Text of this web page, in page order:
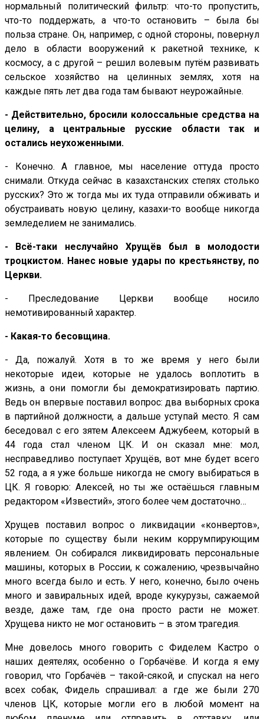
нормальный политический фильтр: что-то пропустить,
что-то поддержать, а что-то остановить – была бы
польза стране. Он, например, с одной стороны, повернул
дело в области вооружений к ракетной технике, к
космосу, а с другой – решил волевым путём развивать
сельское хозяйство на целинных землях, хотя на
каждые пять лет два года там бывают неурожайные.
- Действительно, бросили колоссальные средства на
целину, а центральные русские области так и
остались неухоженными.
- Конечно. А главное, мы население оттуда просто
снимали. Откуда сейчас в казахстанских степях столько
русских? Это ж тогда мы их туда отправили обживать и
обустраивать новую целину, казахи-то вообще никогда
земледелием не занимались.
- Всё-таки неслучайно Хрущёв был в молодости
троцкистом. Нанес новые удары по крестьянству, по
Церкви.
- Преследование Церкви вообще носило
немотивированный характер.
- Какая-то бесовщина.
- Да, пожалуй. Хотя в то же время у него были
некоторые идеи, которые не удалось воплотить в
жизнь, а они помогли бы демократизировать партию.
Ведь он впервые поставил вопрос: два выборных срока
в партийной должности, а дальше уступай место. Я сам
беседовал с его зятем Алексеем Аджубеем, который в
44 года стал членом ЦК. И он сказал мне: мол,
несправедливо поступает Хрущёв, вот мне будет всего
52 года, а я уже больше никогда не смогу выбираться в
ЦК. Я говорю: Алексей, но ты же остаёшься главным
редактором «Известий», этого более чем достаточно…
Хрущев поставил вопрос о ликвидации «конвертов»,
которые по существу были неким коррумпирующим
явлением. Он собирался ликвидировать персональные
машины, которых в России, к сожалению, чрезвычайно
много всегда было и есть. У него, конечно, было очень
много и завиральных идей, вроде кукурузы, сажаемой
везде, даже там, где она просто расти не может.
Хрущева никто не мог остановить – в этом трагедия.
Мне довелось много говорить с Фиделем Кастро о
наших деятелях, особенно о Горбачёве. И когда я ему
говорил, что Горбачёв – такой-сякой, и спускал на него
всех собак, Фидель спрашивал: а где же были 270
членов ЦК, которые могли его в любой момент на